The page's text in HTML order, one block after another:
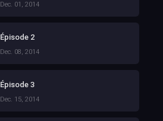
Dec. 01, 2014
Épisode 2
Dec. 08, 2014
Épisode 3
Dec. 15, 2014